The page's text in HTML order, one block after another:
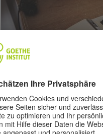
Edu Bayer, Libyens
August 2011 | Aus